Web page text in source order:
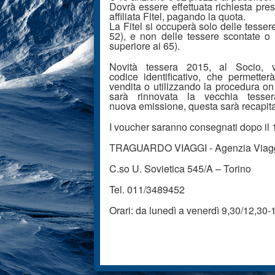
Dovrà essere effettuata richiesta
affiliata Fitel, pagando la quota.
La Fitel si occuperà solo delle
52), e non delle tessere scontate
superiore ai 65).
Novità tessera 2015, al Socio,
codice identificativo, che
vendita o utilizzando la procedura
sarà rinnovata la vecchia
nuova emissione, questa sarà
I voucher saranno consegnati dopo
TRAGUARDO VIAGGI - Agenzia
C.so U. Sovietica 545/A – Torino
Tel. 011/3489452
Orari: da lunedì a venerdì 9,30/12,30-